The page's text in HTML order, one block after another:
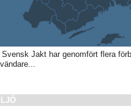
Jakt har genomfört flera